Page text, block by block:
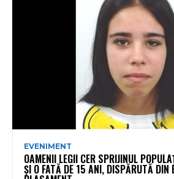
EVENIMENT
OAMENII LEGII CER SPRIJINUL
ȘI O FATĂ DE 15 ANI, DISPĂRUTĂ DIN